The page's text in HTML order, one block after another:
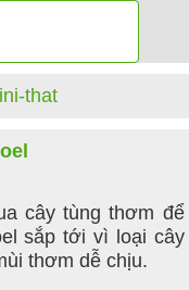
that
cây tùng thơm để
sắp tới vì loại cây
thơm dễ chịu.